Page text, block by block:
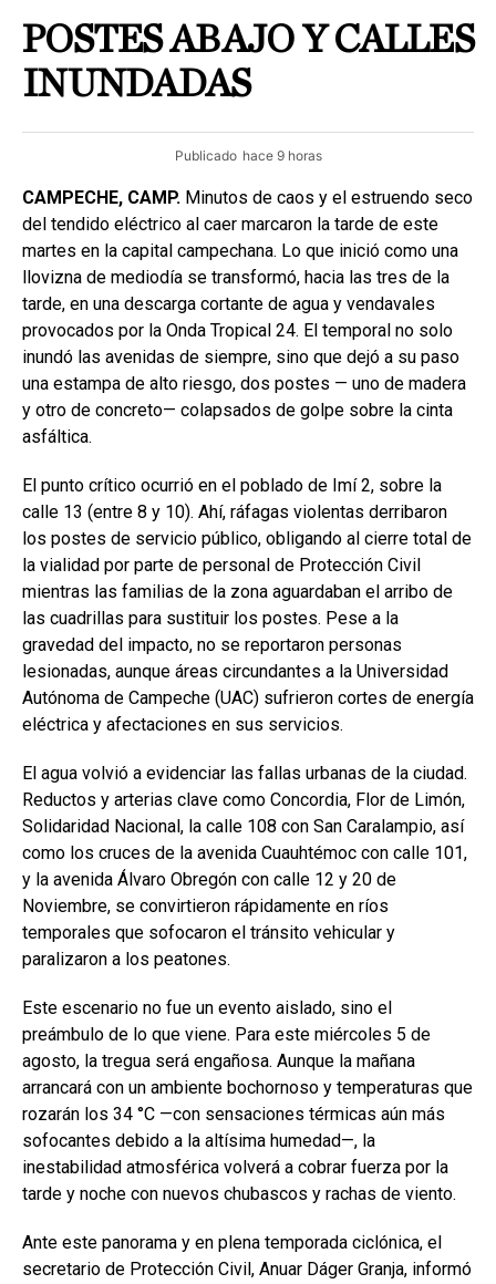
POSTES ABAJO Y CALLES
INUNDADAS
Publicado hace 9 horas
CAMPECHE, CAMP. Minutos de caos y el estruendo seco
del tendido eléctrico al caer marcaron la tarde de este
martes en la capital campechana. Lo que inició como una
llovizna de mediodía se transformó, hacia las tres de la
tarde, en una descarga cortante de agua y vendavales
provocados por la Onda Tropical 24. El temporal no solo
inundó las avenidas de siempre, sino que dejó a su paso
una estampa de alto riesgo, dos postes — uno de madera
y otro de concreto— colapsados de golpe sobre la cinta
asfáltica.
El punto crítico ocurrió en el poblado de Imí 2, sobre la
calle 13 (entre 8 y 10). Ahí, ráfagas violentas derribaron
los postes de servicio público, obligando al cierre total de
la vialidad por parte de personal de Protección Civil
mientras las familias de la zona aguardaban el arribo de
las cuadrillas para sustituir los postes. Pese a la
gravedad del impacto, no se reportaron personas
lesionadas, aunque áreas circundantes a la Universidad
Autónoma de Campeche (UAC) sufrieron cortes de energía
eléctrica y afectaciones en sus servicios.
El agua volvió a evidenciar las fallas urbanas de la ciudad.
Reductos y arterias clave como Concordia, Flor de Limón,
Solidaridad Nacional, la calle 108 con San Caralampio, así
como los cruces de la avenida Cuauhtémoc con calle 101,
y la avenida Álvaro Obregón con calle 12 y 20 de
Noviembre, se convirtieron rápidamente en ríos
temporales que sofocaron el tránsito vehicular y
paralizaron a los peatones.
Este escenario no fue un evento aislado, sino el
preámbulo de lo que viene. Para este miércoles 5 de
agosto, la tregua será engañosa. Aunque la mañana
arrancará con un ambiente bochornoso y temperaturas que
rozarán los 34 °C —con sensaciones térmicas aún más
sofocantes debido a la altísima humedad—, la
inestabilidad atmosférica volverá a cobrar fuerza por la
tarde y noche con nuevos chubascos y rachas de viento.
Ante este panorama y en plena temporada ciclónica, el
secretario de Protección Civil, Anuar Dáger Granja, informó